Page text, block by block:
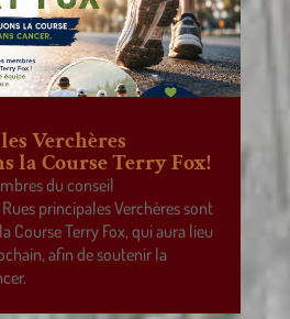
Verchères
la Course Terry Fox!
du conseil
principales Verchères sont
Course Terry Fox, qui aura lieu
afin de soutenir la